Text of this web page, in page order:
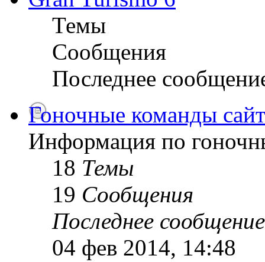
Темы
Сообщения
Последнее
Гоночные команды
Информация по
18 Темы
19 Сообщения
Последнее сообщение
04 фев 2014, 14:48